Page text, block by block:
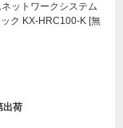
ットワークシステム
ク KX-HRC100-K [無
出荷